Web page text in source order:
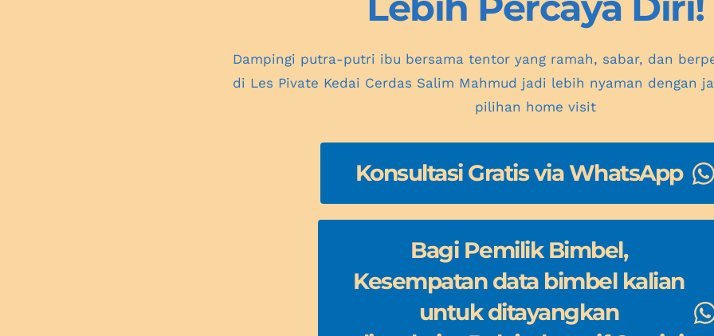
Dampingi putra-putri ibu bersama tentor yang ramah, sabar, dan
di Les Pivate Kedai Cerdas Salim Mahmud jadi lebih nyaman dengan
pilihan home visit
Konsultasi Gratis via WhatsApp
Bagi Pemilik Bimbel,
Kesempatan data bimbel kalian
untuk ditayangkan